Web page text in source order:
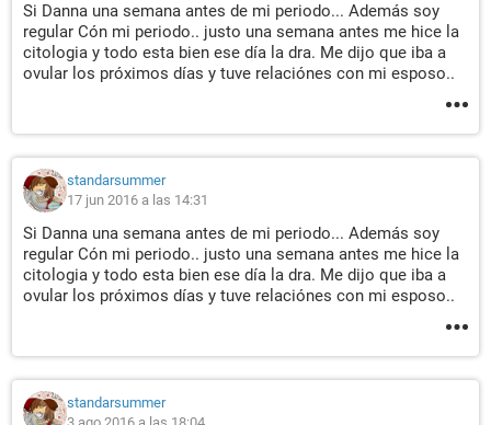
Si Danna una semana antes de mi periodo... Además soy
regular Cón mi periodo.. justo una semana antes me hice la
citologia y todo esta bien ese día la dra. Me dijo que iba a
ovular los próximos días y tuve relaciónes con mi esposo..
standarsummer
17 jun 2016 a las 14:31
Si Danna una semana antes de mi periodo... Además soy
regular Cón mi periodo.. justo una semana antes me hice la
citologia y todo esta bien ese día la dra. Me dijo que iba a
ovular los próximos días y tuve relaciónes con mi esposo..
standarsummer